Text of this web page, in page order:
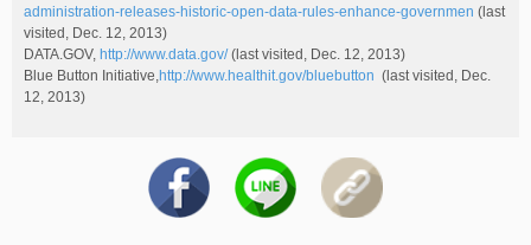
administration-releases-historic-open-data-rules-enhance-governmen (last
visited, Dec. 12, 2013)
DATA.GOV, http://www.data.gov/(last visited, Dec. 12, 2013)
Blue Button Initiative,http://www.healthit.gov/bluebutton (last visited, Dec.
12, 2013)